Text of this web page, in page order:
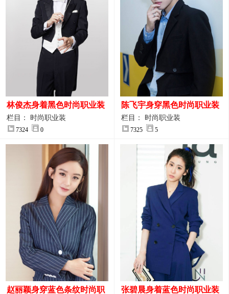
林俊杰身着黑色时尚职业装
制服图片
栏目： 时尚职业装
7324 0
陈飞宇身穿黑色时尚职业装
图片
栏目： 时尚职业装
7325 5
赵丽颖身穿蓝色条纹时尚职
张碧晨身着蓝色时尚职业装